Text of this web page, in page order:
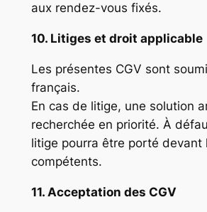
aux rendez-vous fixés.
10. Litiges et droit applicable
Les présentes CGV sont
français.
En cas de litige, une solution
recherchée en priorité. À
litige pourra être porté devant
compétents.
11. Acceptation des CGV